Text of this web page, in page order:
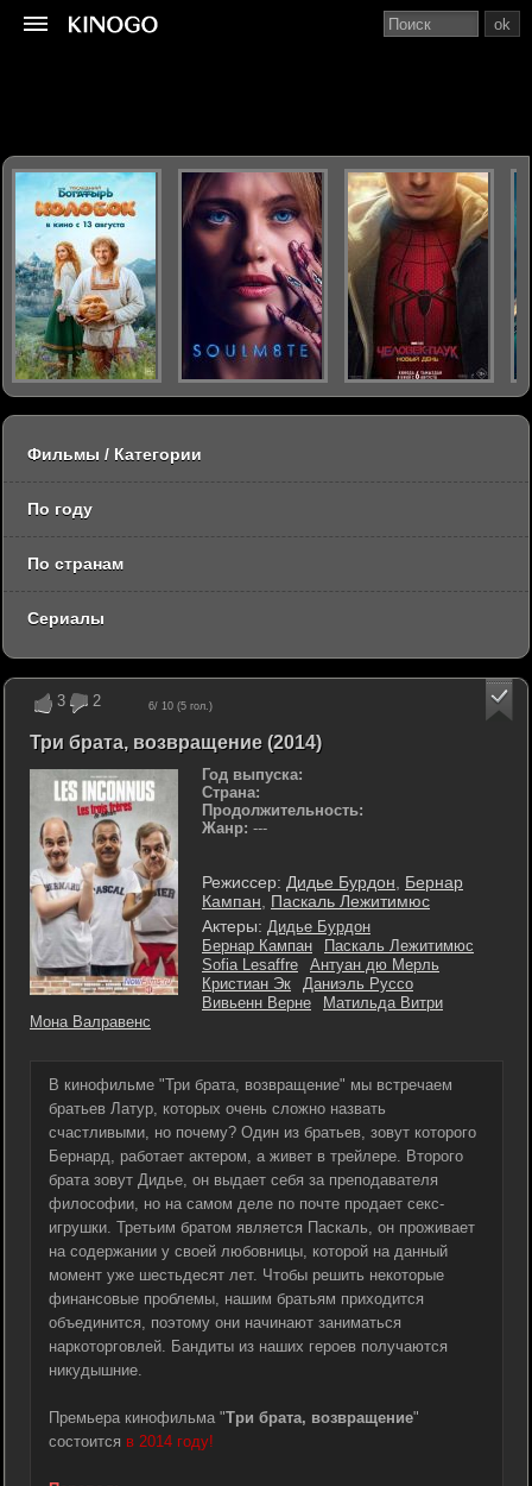
3 2 6/ 10 (5 гол.)
Три брата, возвращение (2014)
Год выпуска:
Страна:
Продолжительность:
Жанр: ---
Режиссер: Дидье Бурдон
Бернар
Кампан
Паскаль Лежитимюс
Актеры: Дидье Бурдон
Бернар Кампан
Паскаль Лежитимюс
Sofia Lesaffre
Антуан дю Мерль
Кристиан Эк
Даниэль Руссо
Вивьенн Верне
Матильда Витри
Мона Валравенс
В кинофильме "Три брата, возвращение" мы встречаем
братьев Латур, которых очень сложно назвать
счастливыми, но почему? Один из братьев, зовут которого
Бернард, работает актером, а живет в трейлере. Второго
брата зовут Дидье, он выдает себя за преподавателя
философии, но на самом деле по почте продает секс-
игрушки. Третьим братом является Паскаль, он проживает
на содержании у своей любовницы, которой на данный
момент уже шестьдесят лет. Чтобы решить некоторые
финансовые проблемы, нашим братьям приходится
объединится, поэтому они начинают заниматься
наркоторговлей. Бандиты из наших героев получаются
никудышние.
Премьера кинофильма "Три брата, возвращение"
состоится в 2014 году!
ok
Фильмы / Категории
По году
По странам
Сериалы